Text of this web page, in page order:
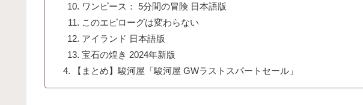
ワンピース： 5分間の冒険 日本語版
このエピローグは変わらない
アイランド 日本語版
宝石の煌き 2024年新版
【まとめ】駿河屋「駿河屋 GWラストスパートセール」